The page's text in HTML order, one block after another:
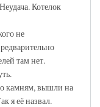
Котелок
не
там нет.
камням, вышли на
я её назвал.